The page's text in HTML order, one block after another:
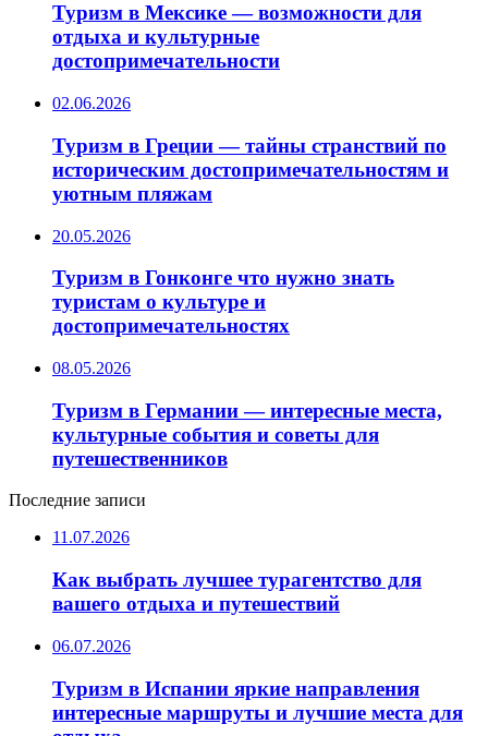
Туризм в Мексике — возможности для
отдыха и культурные
достопримечательности
02.06.2026
Туризм в Греции — тайны странствий по
историческим достопримечательностям и
уютным пляжам
20.05.2026
Туризм в Гонконге что нужно знать
туристам о культуре и
достопримечательностях
08.05.2026
Туризм в Германии — интересные места,
культурные события и советы для
путешественников
Последние записи
11.07.2026
Как выбрать лучшее турагентство для
вашего отдыха и путешествий
06.07.2026
Туризм в Испании яркие направления
интересные маршруты и лучшие места для